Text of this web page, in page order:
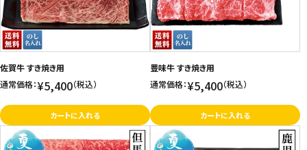
佐賀牛 すき焼き用
通常価格：¥5,400（税込）
カートに入れる
豊味牛 すき焼き用
通常価格：¥5,400（税込）
カートに入れる